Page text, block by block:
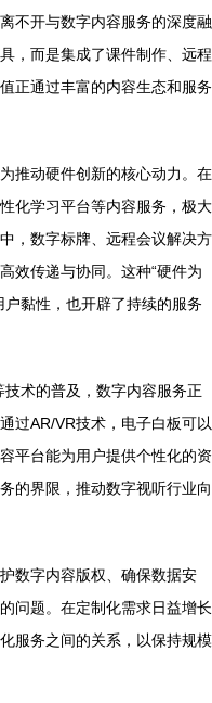
不开与数字内容服务的深度融
，而是集成了课件制作、远程
正通过丰富的内容生态和服务
推动硬件创新的核心动力。在
化学习平台等内容服务，极大
，数字标牌、远程会议解决方
效传递与协同。这种“硬件为
黏性，也开辟了持续的服务
术的普及，数字内容服务正
过AR/VR技术，电子白板可以
平台能为用户提供个性化的资
的界限，推动数字视听行业向
数字内容版权、确保数据安
问题。在定制化需求日益增长
服务之间的关系，以保持规模